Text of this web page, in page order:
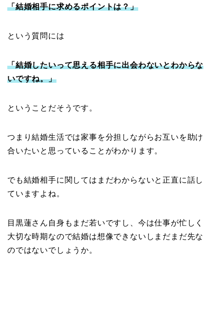
「結婚相手に求めるポイントは？」
という質問には
「結婚したいって思える相手に出会わないとわからな
いですね。」
ということだそうです。
つまり結婚生活では家事を分担しながらお互いを助け
合いたいと思っていることがわかります。
でも結婚相手に関してはまだわからないと正直に話し
ていますよね。
目黒蓮さん自身もまだ若いですし、今は仕事が忙しく
大切な時期なので結婚は想像できないしまだまだ先な
のではないでしょうか。